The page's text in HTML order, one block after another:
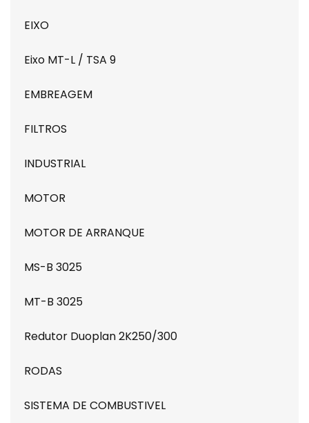
EIXO
Eixo MT-L / TSA 9
EMBREAGEM
FILTROS
INDUSTRIAL
MOTOR
MOTOR DE ARRANQUE
MS-B 3025
MT-B 3025
Redutor Duoplan 2K250/300
RODAS
SISTEMA DE COMBUSTIVEL